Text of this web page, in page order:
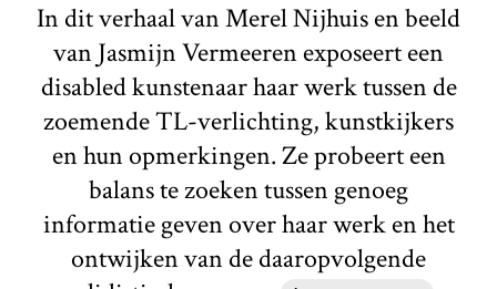
In dit verhaal van Merel Nijhuis en beeld
van Jasmijn Vermeeren exposeert een
disabled kunstenaar haar werk tussen de
zoemende TL-verlichting, kunstkijkers
en hun opmerkingen. Ze probeert een
balans te zoeken tussen genoeg
informatie geven over haar werk en het
ontwijken van de daaropvolgende